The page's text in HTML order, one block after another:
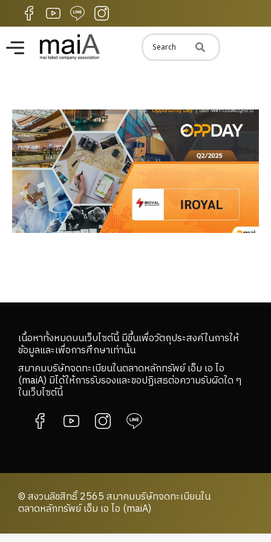
เนื้อหาทั้งหมดบนเว็บไซต์นี้ มีขึ้นเพื่อวัตถุประสงค์ในการให้
ข้อมูลและเพื่อการศึกษาเท่านั้น
สมาคมบริษัทจดทะเบียนในตลาดหลักทรัพย์ เอ็ม เอ ไอ
(maiA) มิได้ให้การรับรองและขอปฏิเสธต่อความรับผิดใด ๆ
ในเว็บไซต์นี้
© สงวนลิขสิทธิ์ 2565 สมาคมบริษัทจดทะเบียนใน
ตลาดหลักทรัพย์ เอ็ม เอ ไอ (maiA)